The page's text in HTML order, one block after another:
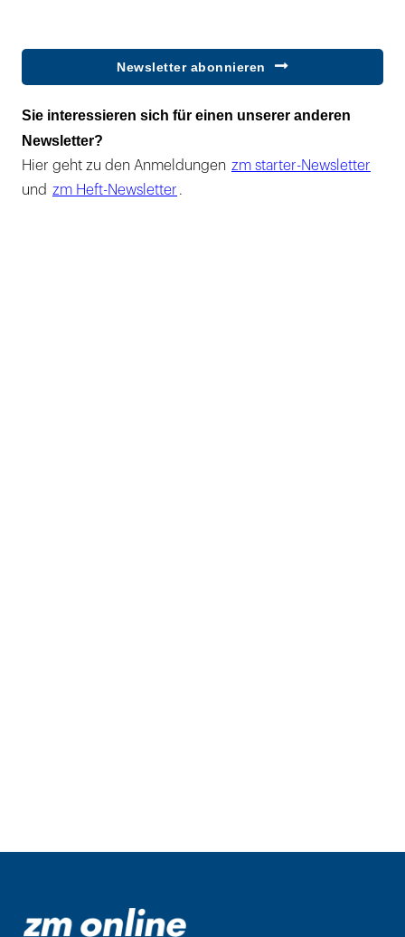
Newsletter abonnieren
Sie interessieren sich für einen unserer anderen
Newsletter?
Hier geht zu den Anmeldungen zm starter-Newsletter
und zm Heft-Newsletter .